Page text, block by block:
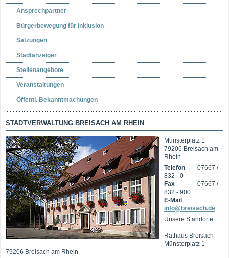
Ansprechpartner
Bürgerbewegung für Inklusion
Satzungen
Stadtanzeiger
Stellenangebote
Veranstaltungen
Öffentl. Bekanntmachungen
STADTVERWALTUNG BREISACH AM RHEIN
Münsterplatz 1
79206 Breisach am
Rhein
Telefon
07667 /
832 - 0
Fax
07667 /
832 - 900
E-Mail
info@breisach.de
Unsere Standorte:
Rathaus Breisach
Münsterplatz 1
79206 Breisach am Rhein